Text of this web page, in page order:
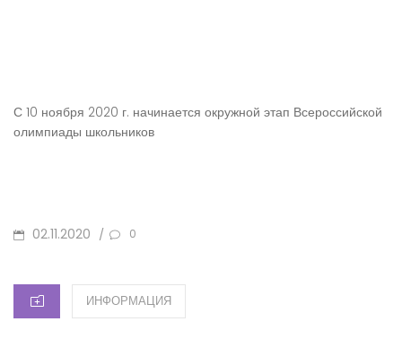
С 10 ноября 2020 г. начинается окружной этап Всероссийской
олимпиады школьников
ОПУБЛИКОВАНО
02.11.2020 / 0
КАТЕГОРИИ
ИНФОРМАЦИЯ